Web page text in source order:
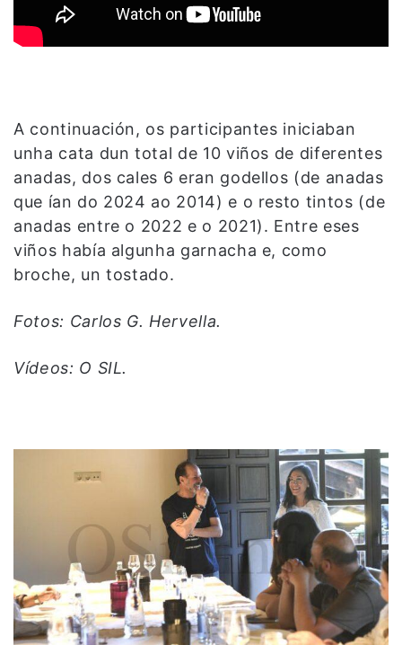
A continuación, os participantes iniciaban
unha cata dun total de 10 viños de diferentes
anadas, dos cales 6 eran godellos (de anadas
que ían do 2024 ao 2014) e o resto tintos (de
anadas entre o 2022 e o 2021). Entre eses
viños había algunha garnacha e, como
broche, un tostado.
Fotos: Carlos G. Hervella.
Vídeos: O SIL.